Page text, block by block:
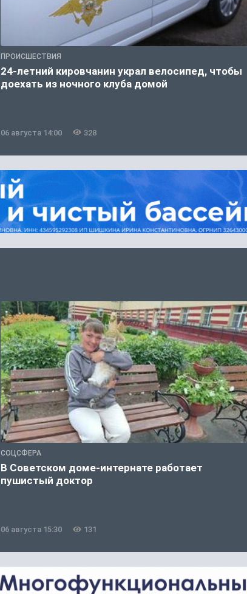
ПРОИСШЕСТВИЯ
24-летний кировчанин украл велосипед, чтобы
доехать из ночного клуба домой
06 августа 14:00 328
СОЦСФЕРА
В Советском доме-интернате работает
пушистый доктор
06 августа 15:30 131